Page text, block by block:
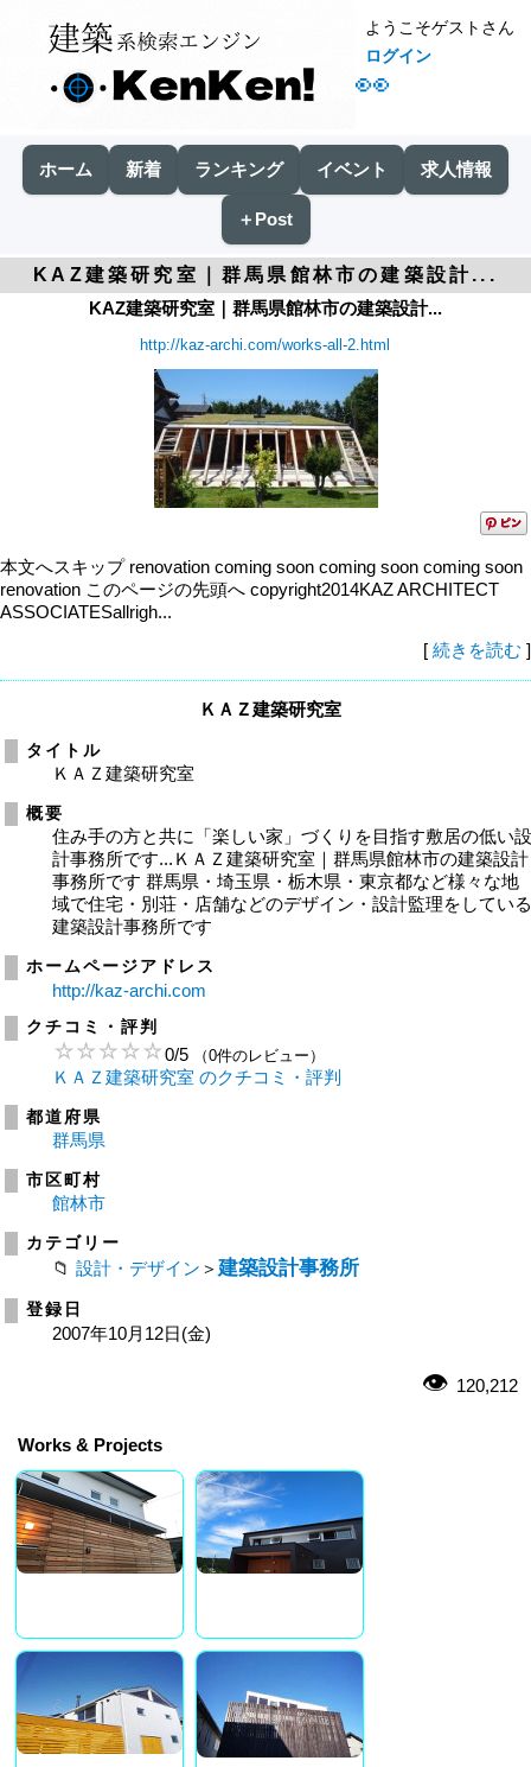
👀
ようこそゲストさん
ログイン
ホーム 新着 ランキング イベント 求人情報
＋Post
KAZ建築研究室｜群馬県館林市の建築設計...
KAZ建築研究室｜群馬県館林市の建築設計...
http://kaz-archi.com/works-all-2.html
本文へスキップ renovation coming soon coming soon coming soon
renovation このページの先頭へ copyright2014KAZ ARCHITECT
ASSOCIATESallrigh...
[ 続きを読む ]
ＫＡＺ建築研究室
タイトル
ＫＡＺ建築研究室
概要
住み手の方と共に「楽しい家」づくりを目指す敷居の低い
計事務所です...ＫＡＺ建築研究室｜群馬県館林市の建築設計
事務所です 群馬県・埼玉県・栃木県・東京都など様々な地
域で住宅・別荘・店舗などのデザイン・設計監理をしてい
建築設計事務所です
ホームページアドレス
http://kaz-archi.com
クチコミ・評判
0/5 （0件のレビュー）
ＫＡＺ建築研究室 のクチコミ・評判
都道府県
群馬県
市区町村
館林市
カテゴリー
設計・デザイン ＞ 建築設計事務所
登録日
2007年10月12日(金)
120,212
Works & Projects